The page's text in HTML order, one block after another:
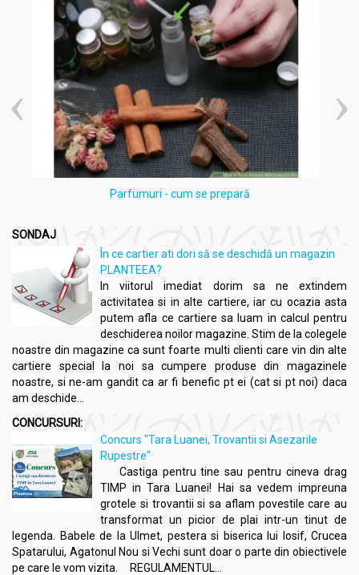
Parfumuri - cum se prepară
SONDAJ
În ce cartier ati dori să se deschidă un magazin
PLANTEEA?
In viitorul imediat dorim sa ne extindem
activitatea si in alte cartiere, iar cu ocazia asta
putem afla ce cartiere sa luam in calcul pentru
deschiderea noilor magazine. Stim de la colegele
noastre din magazine ca sunt foarte multi clienti care vin din alte
cartiere special la noi sa cumpere produse din magazinele
noastre, si ne-am gandit ca ar fi benefic pt ei (cat si pt noi) daca
am deschide...
CONCURSURI:
Concurs "Tara Luanei, Trovantii si Asezarile
Rupestre"
Castiga pentru tine sau pentru cineva drag
TIMP in Tara Luanei! Hai sa vedem impreuna
grotele si trovantii si sa aflam povestile care au
transformat un picior de plai intr-un tinut de
legenda. Babele de la Ulmet, pestera si biserica lui Iosif, Crucea
Spatarului, Agatonul Nou si Vechi sunt doar o parte din obiectivele
pe care le vom vizita. REGULAMENTUL...